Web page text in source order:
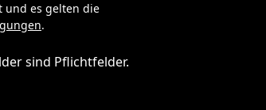
und es gelten die
.
sind Pflichtfelder.